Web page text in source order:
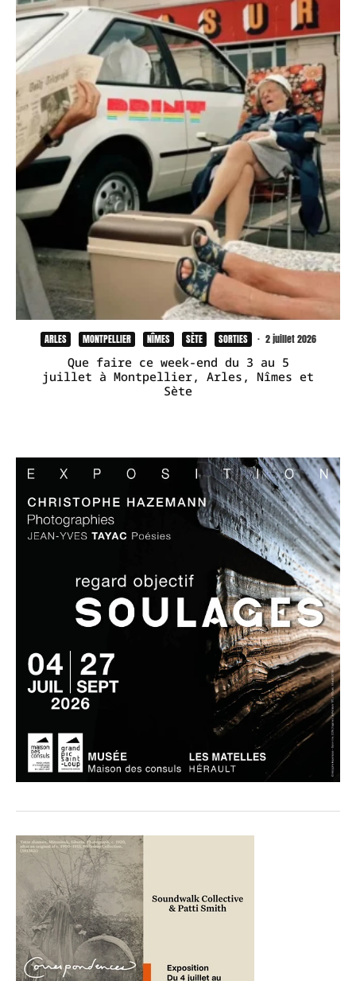
ARLES MONTPELLIER NÎMES SÈTE SORTIES · 2 juillet 2026
Que faire ce week-end du 3 au 5
juillet à Montpellier, Arles, Nîmes et
Sète